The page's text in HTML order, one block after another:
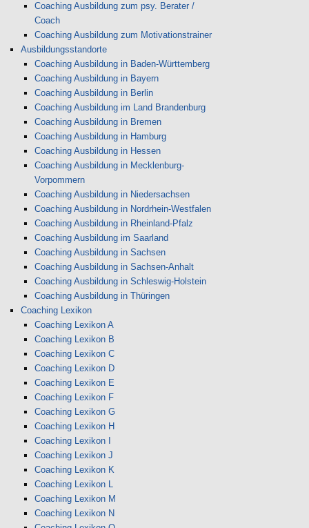
Coaching Ausbildung zum psy. Berater /
Coach
Coaching Ausbildung zum Motivationstrainer
Ausbildungsstandorte
Coaching Ausbildung in Baden-Württemberg
Coaching Ausbildung in Bayern
Coaching Ausbildung in Berlin
Coaching Ausbildung im Land Brandenburg
Coaching Ausbildung in Bremen
Coaching Ausbildung in Hamburg
Coaching Ausbildung in Hessen
Coaching Ausbildung in Mecklenburg-
Vorpommern
Coaching Ausbildung in Niedersachsen
Coaching Ausbildung in Nordrhein-Westfalen
Coaching Ausbildung in Rheinland-Pfalz
Coaching Ausbildung im Saarland
Coaching Ausbildung in Sachsen
Coaching Ausbildung in Sachsen-Anhalt
Coaching Ausbildung in Schleswig-Holstein
Coaching Ausbildung in Thüringen
Coaching Lexikon
Coaching Lexikon A
Coaching Lexikon B
Coaching Lexikon C
Coaching Lexikon D
Coaching Lexikon E
Coaching Lexikon F
Coaching Lexikon G
Coaching Lexikon H
Coaching Lexikon I
Coaching Lexikon J
Coaching Lexikon K
Coaching Lexikon L
Coaching Lexikon M
Coaching Lexikon N